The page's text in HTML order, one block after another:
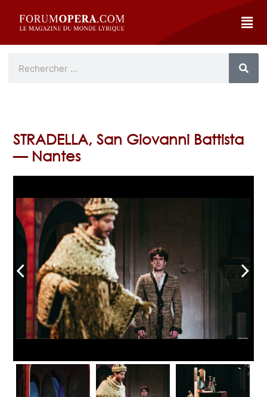
STRADELLA, San Giovanni Battista
— Nantes
arrow_back_ios arrow_forward_ios